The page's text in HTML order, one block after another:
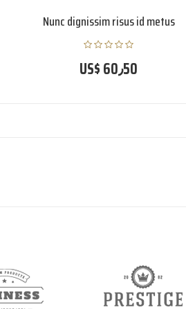
Nunc dignissim risus id metus
US$ 60٫50